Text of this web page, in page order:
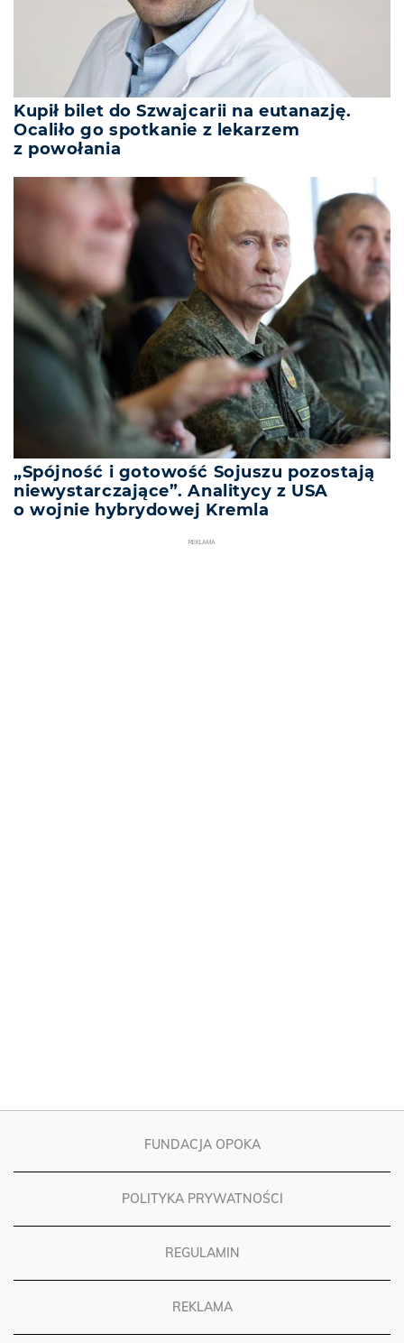
Kupił bilet do Szwajcarii na eutanazję.
Ocaliło go spotkanie z lekarzem
z powołania
„Spójność i gotowość Sojuszu pozostają
niewystarczające”. Analitycy z USA
o wojnie hybrydowej Kremla
REKLAMA
FUNDACJA OPOKA
POLITYKA PRYWATNOŚCI
REGULAMIN
REKLAMA